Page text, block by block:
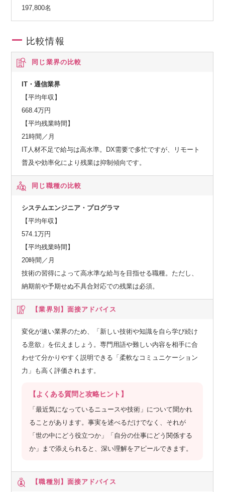
197,800名
比較情報
同じ業界の比較
IT・通信業界
【平均年収】
668.4万円
【平均残業時間】
21時間／月
IT人材不足で給与は高水準。DX需要で多忙ですが、リモート
普及や効率化により残業は抑制傾向です。
同じ職種の比較
システムエンジニア・プログラマ
【平均年収】
574.1万円
【平均残業時間】
20時間／月
技術の習得によって高水準な給与を目指せる職種。ただし、
納期前や予期せぬ不具合対応での残業は必須。
【業界別】 面接アドバイス
変化が速い業界のため、「新しい技術や知識を自ら学び続け
る意欲」を伝えましょう。専門用語や難しい内容を相手に合
わせて分かりやすく説明できる「柔軟なコミュニケーション
力」も高く評価されます。
【よくある質問と攻略ヒント】
「最近気になっているニュースや技術」について聞かれ
ることがあります。事実を述べるだけでなく、それが
「世の中にどう役立つか」「自分の仕事にどう関係する
か」まで添えられると、深い理解をアピールできます。
【職種別】 面接アドバイス